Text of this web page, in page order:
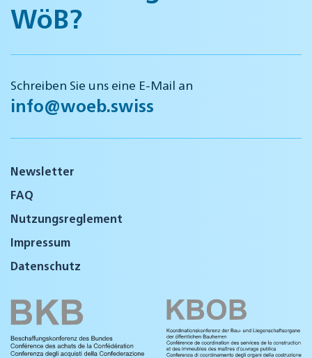
WöB?
Schreiben Sie uns eine E-Mail an
info@woeb.swiss
Newsletter
FAQ
Nutzungsreglement
Impressum
Datenschutz